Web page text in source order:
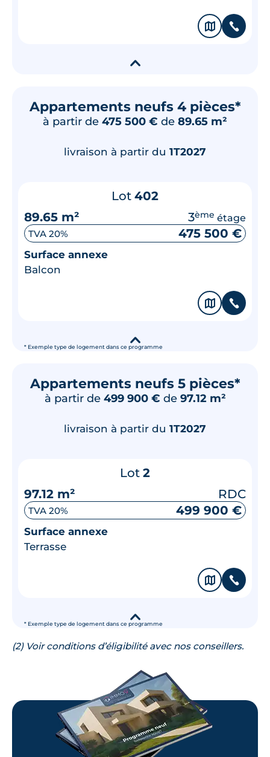
🗞 📞
▾
Appartements neufs 4 pièces*
à partir de 475 500 € de 89.65 m²
* Exemple type de logement dans ce programme
livraison à partir du 1T2027
Lot 402
89.65 m²
3ème étage
TVA 20% 475 500 €
Surface annexe
Balcon
🗞 📞
▾
Appartements neufs 5 pièces*
à partir de 499 900 € de 97.12 m²
* Exemple type de logement dans ce programme
livraison à partir du 1T2027
Lot 2
97.12 m²
RDC
TVA 20% 499 900 €
Surface annexe
Terrasse
🗞 📞
▾
(2) Voir conditions d’éligibilité avec nos conseillers.